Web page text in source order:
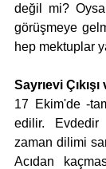
değil mi?
görüşmeye
hep mektuplar
Sayrıevi
17 Ekim'de -
edilir. Evdedir
zaman dilimi
Acıdan